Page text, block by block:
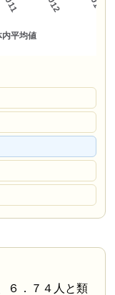
６．７４人と類